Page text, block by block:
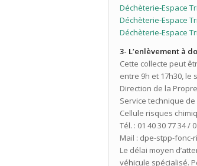
Déchèterie-Espace
Déchèterie-Espace
Déchèterie-Espace
3- L’enlèvement à
Cette collecte peut
entre 9h et 17h30,
Direction de la
Service technique
Cellule risques
Tél. : 01 40 30 77 34 /
Mail : dpe-stpp-
Le délai moyen
véhicule spécialisé.